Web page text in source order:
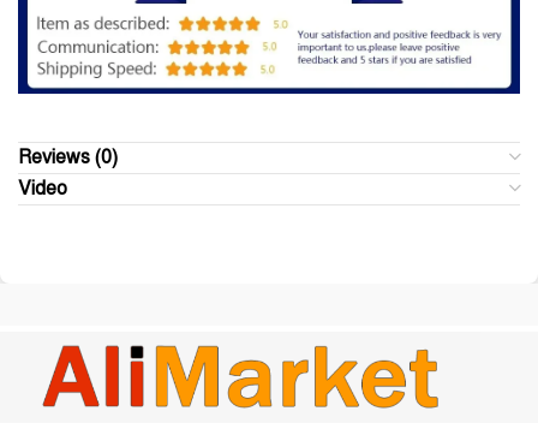
Reviews (0)
Video